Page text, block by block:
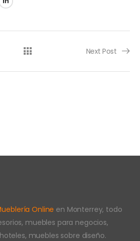
Next Post
Online en Monterrey, todo
muebles para negocios,
muebles sobre diseño.